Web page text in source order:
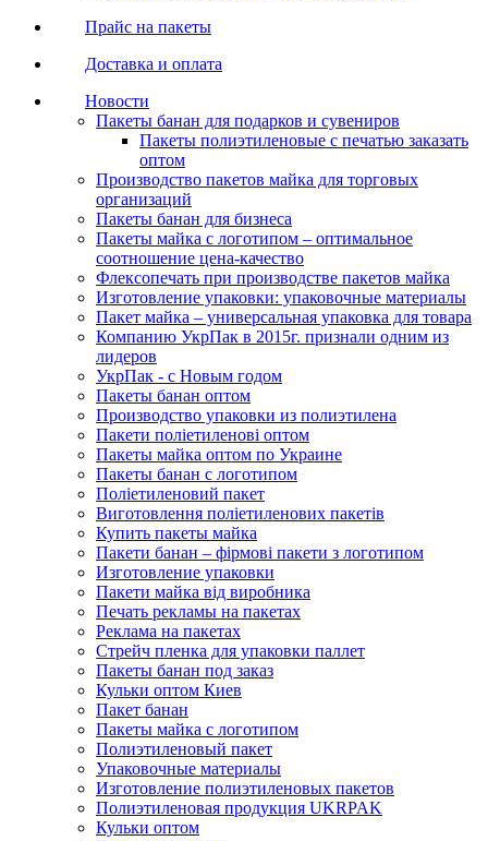
Прайс на пакеты
Доставка и оплата
Новости
Пакеты банан для подарков и сувениров
Пакеты полиэтиленовые с печатью заказать
оптом
Производство пакетов майка для торговых
организаций
Пакеты банан для бизнеса
Пакеты майка с логотипом – оптимальное
соотношение цена-качество
Флексопечать при производстве пакетов майка
Изготовление упаковки: упаковочные материалы
Пакет майка – универсальная упаковка для товара
Компанию УкрПак в 2015г. признали одним из
лидеров
УкрПак - с Новым годом
Пакеты банан оптом
Производство упаковки из полиэтилена
Пакети поліетиленові оптом
Пакеты майка оптом по Украине
Пакеты банан с логотипом
Поліетиленовий пакет
Виготовлення поліетиленових пакетів
Купить пакеты майка
Пакети банан – фірмові пакети з логотипом
Изготовление упаковки
Пакети майка від виробника
Печать рекламы на пакетах
Реклама на пакетах
Стрейч пленка для упаковки паллет
Пакеты банан под заказ
Кульки оптом Киев
Пакет банан
Пакеты майка с логотипом
Полиэтиленовый пакет
Упаковочные материалы
Изготовление полиэтиленовых пакетов
Полиэтиленовая продукция UKRPAK
Кульки оптом